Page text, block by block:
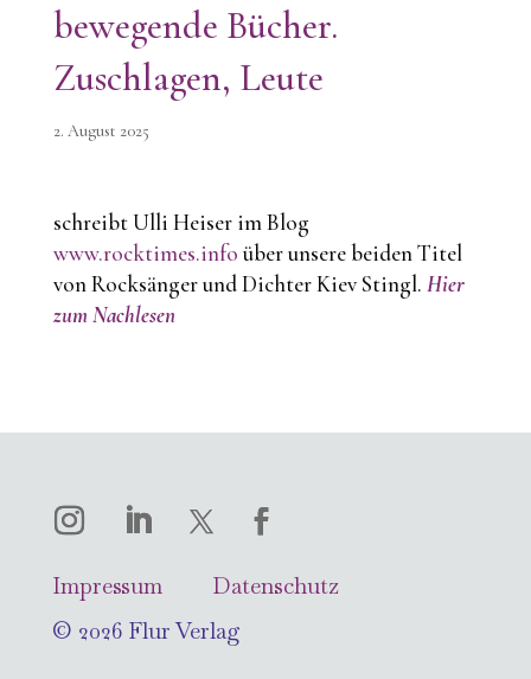
bewegende Bücher.
Zuschlagen, Leute
2. August 2025
schreibt Ulli Heiser im Blog
www.rocktimes.info über unsere beiden Titel
von Rocksänger und Dichter Kiev Stingl. Hier
zum Nachlesen
Impressum
Datenschutz
© 2026 Flur Verlag